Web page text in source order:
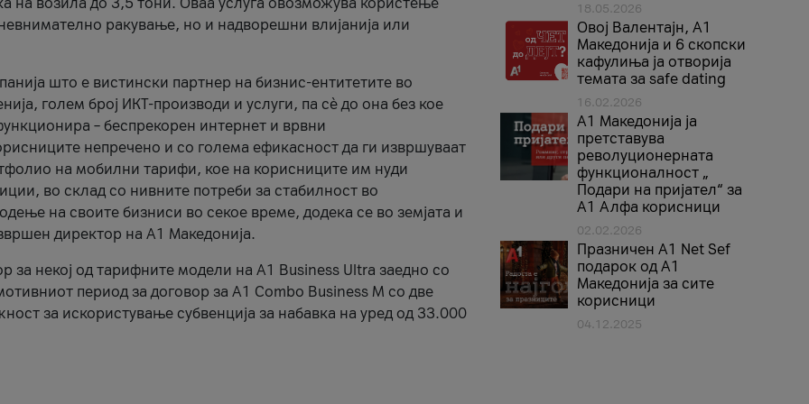
ракување, но и надворешни влијанија или
што е вистински партнер на бизнис-ентитетите во
голем број ИКТ-производи и услуги, па сè до она без кое
– беспрекорен интернет и врвни
непречено и со голема ефикасност да ги извршуваат
на мобилни тарифи, кое на корисниците им нуди
во склад со нивните потреби за стабилност во
на своите бизниси во секое време, додека се во земјата и
директор на А1 Македонија.
некој од тарифните модели на A1 Business Ultra заедно со
период за договор за A1 Combo Business M со две
за искористување субвенција за набавка на уред од 33.000
18.05.2026
Овој Валентајн, A1
Македонија и 6 скопски
кафулиња ја отворија
темата за safe dating
16.02.2026
А1 Македонија ја
претставува
револуционерната
функционалност „
Подари на пријател“ за
А1 Алфа корисници
02.02.2026
Празничен A1 Net Sеf
подарок од А1
Македонија за сите
корисници
04.12.2025